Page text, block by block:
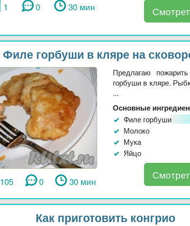
1 0 30 мин
Филе горбуши в кляре на
105 0 30 мин
Предлагаю
горбуши в кляре.
...
Основные
Филе горбуши
Молоко
Мука
Яйцо
Как приготовить конгрио